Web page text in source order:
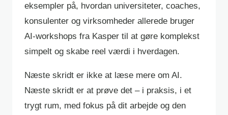
eksempler på, hvordan universiteter, coaches,
konsulenter og virksomheder allerede bruger
AI-workshops fra Kasper til at gøre komplekst
simpelt og skabe reel værdi i hverdagen.
Næste skridt er ikke at læse mere om AI.
Næste skridt er at prøve det – i praksis, i et
trygt rum, med fokus på dit arbejde og den